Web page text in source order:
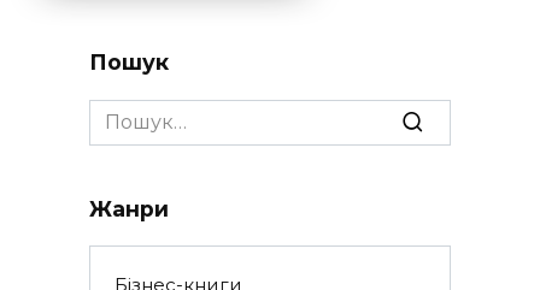
Пошук
Search
for:
Жанри
Бізнес-книги